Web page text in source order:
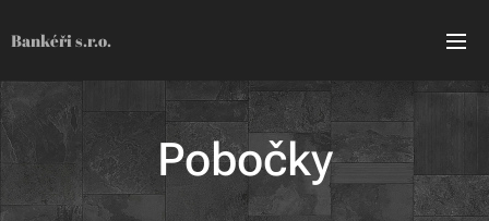
Bankéři s.r.o.
Pobočky